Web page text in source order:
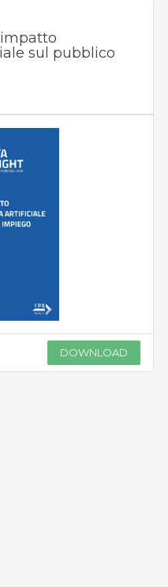
sul pubblico
DOWNLOAD